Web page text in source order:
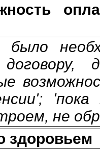
было
'пока
не
здоровьем